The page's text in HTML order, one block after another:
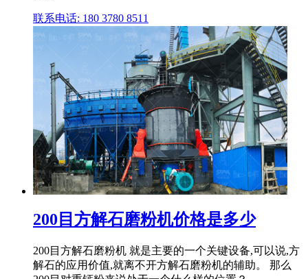
联系电话: 180 3780 8511
200目方解石磨粉机价格是多少
200目方解石磨粉机 就是主要的一个关键设备,可以说,方
解石的应用价值,就离不开方解石磨粉机的辅助。 那么